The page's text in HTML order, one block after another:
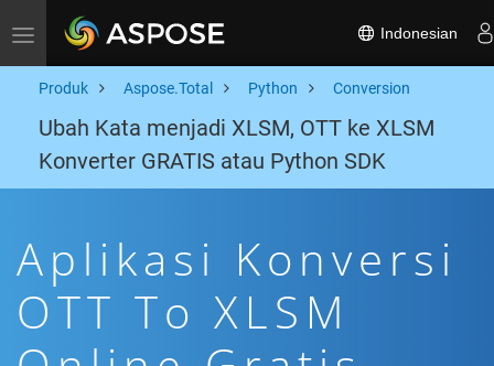
Toggle navigation Indonesian
Produk Aspose.Total Python Conversion
Ubah Kata menjadi XLSM, OTT ke XLSM
Konverter GRATIS atau Python SDK
Aplikasi Konversi
OTT To XLSM